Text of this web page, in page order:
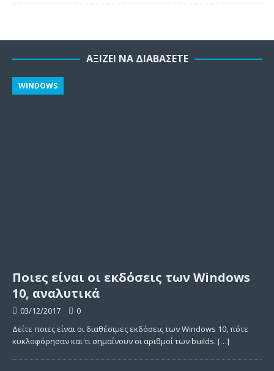
ΑΞΊΖΕΙ ΝΑ ΔΙΑΒΆΣΕΤΕ
Ποιες είναι οι εκδόσεις των Windows
10, αναλυτικά
WINDOWS
03/12/2017
0
Δείτε ποιες είναι οι διαθέσιμες εκδόσεις των Windows 10, πότε
κυκλοφόρησαν και τι σημαίνουν οι αριθμοί των builds. […]